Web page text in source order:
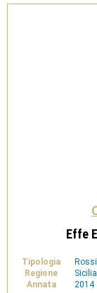
Effe
Tipologia
Rossi
Regione
Sicilia
Annata
2014